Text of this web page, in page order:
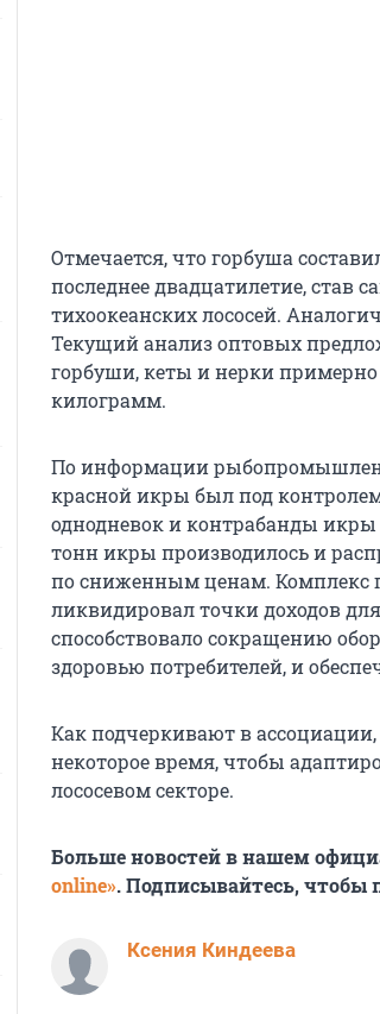
Отмечается, что горбуша
последнее двадцатилетие,
тихоокеанских лососей.
Текущий анализ оптовых
горбуши, кеты и нерки
килограмм.
По информации
красной икры был под
однодневок и контрабанды
тонн икры производилось и
по сниженным ценам. Комплекс
ликвидировал точки доходов
способствовало сокращению
здоровью потребителей, и
Как подчеркивают в
некоторое время, чтобы
лососевом секторе.
Больше новостей в нашем
online». Подписывайтесь,
Ксения Киндеева